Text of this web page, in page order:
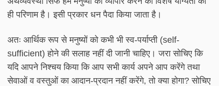
ही परिणाम है। इसी प्रकार धन पैदा किया जाता है।
अतः आर्थिक रूप से मनुष्यों को कभी भी स्व-पर्याप्ती (self-
sufficient) होने की सलाह नहीं दी जानी चाहिए। जरा सोचिए कि
यदि आपने निश्चय किया कि आप सभी कार्य अपने आप करेंगे तथा
सेवाओं व वस्तुओं का आदान-प्रदान नहीं करेंगे, तो क्या होगा? सोचिए